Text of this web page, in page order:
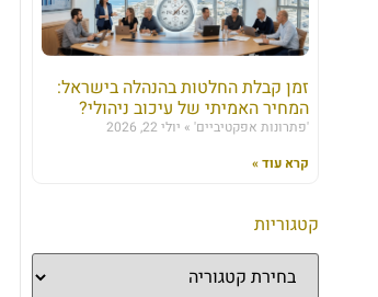
זמן קבלת החלטות בהנהלה בישראל:
המחיר האמיתי של עיכוב ניהולי?
'פתרונות אפקטיביים'
יולי 22, 2026
קרא עוד »
קטגוריות